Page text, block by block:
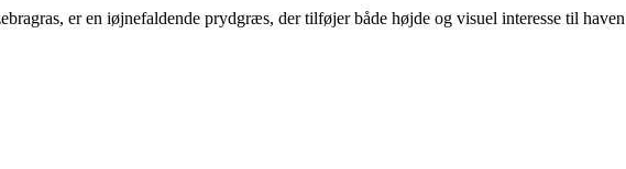
er en iøjnefaldende prydgræs, der tilføjer både højde og visuel interesse til